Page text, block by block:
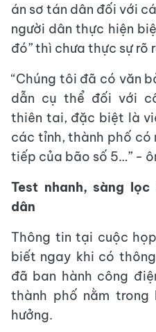
án sơ tán dân đối với
người dân thực hiện
đó” thì chưa thực sự rõ
“Chúng tôi đã có văn
dẫn cụ thể đối với
thiên tai, đặc biệt là
các tỉnh, thành phố có
tiếp của bão số 5…” -
Test nhanh, sàng
dân
Thông tin tại cuộc
biết ngay khi có
đã ban hành công
thành phố nằm
hưởng.